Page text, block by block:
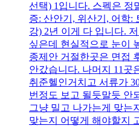
선택) 1입니다. 스펙은 정
증: 산안기, 위산기, 어학:
강) 2년 이게 다 입니다.
싶은데 현실적으로 눈이
종제안 거절한곳은 면접
안갔습니다. 나머지 11곳
취준헬인거치고 서류가
번정도 보고 될듯말듯 안
그냥 밀고 나가는게 맞는
맞는지 어떻게 해야할지